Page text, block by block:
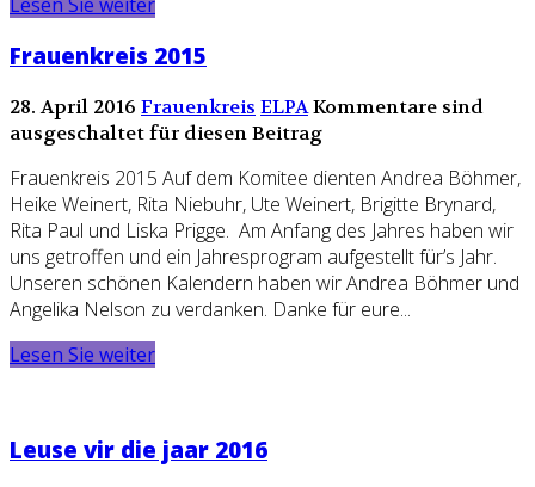
Frauenkreis 2015
28. April 2016 Frauenkreis ELPAKommentare sind
ausgeschaltet für diesen Beitrag
Frauenkreis 2015 Auf dem Komitee dienten Andrea Böhmer,
Heike Weinert, Rita Niebuhr, Ute Weinert, Brigitte Brynard,
Rita Paul und Liska Prigge. Am Anfang des Jahres haben wir
uns getroffen und ein Jahresprogram aufgestellt für’s Jahr.
Unseren schönen Kalendern haben wir Andrea Böhmer und
Angelika Nelson zu verdanken. Danke für eure...
Lesen Sie weiter
Leuse vir die jaar 2016